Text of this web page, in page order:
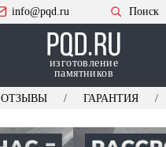
info@pqd.ru Поиск
изготовление
памятников
ОТЗЫВЫ ГАРАНТИЯ